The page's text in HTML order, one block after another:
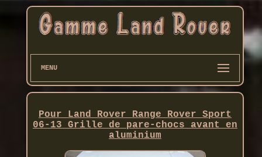
MENU
Pour Land Rover Range Rover Sport
06-13 Grille de pare-chocs avant en
aluminium